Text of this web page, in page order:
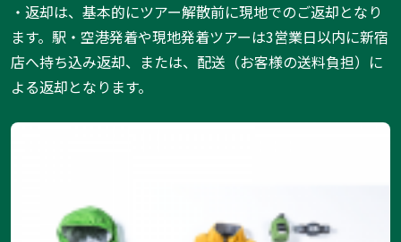
・返却は、基本的にツアー解散前に現地でのご返却となり
ます。駅・空港発着や現地発着ツアーは3営業日以内に新宿
店へ持ち込み返却、または、配送（お客様の送料負担）に
よる返却となります。